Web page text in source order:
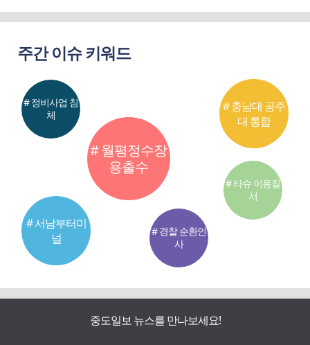
주간 이슈 키워드
# 월평정수장
용출수
# 서남부터미
널
# 충남대 공주
대 통합
# 정비사업 침
체
# 경찰 순환인
사
# 타슈 이용질
서
중도일보 뉴스를 만나보세요!